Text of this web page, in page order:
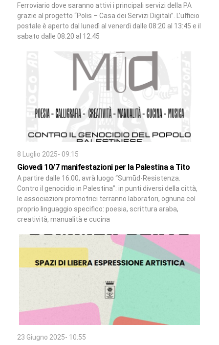
Ferroviario dove saranno attivi i principali servizi della PA
grazie al progetto “Polis – Casa dei Servizi Digitali”. L’ufficio
postale è aperto dal lunedì al venerdì dalle 08:20 al 13:45 e il
sabato dalle 08:20 al 12:45
8 Luglio 2025- 09:15
Giovedì 10/7 manifestazioni per la Palestina a Tito
A partire dalle 16.00, avrà luogo “Sumūd-Resistenza.
Contro il genocidio in Palestina”: in punti diversi della città,
le associazioni promotrici terranno laboratori, ognuna col
proprio linguaggio specifico: poesia, scrittura araba,
creatività, manualità e cucina
23 Giugno 2025- 10:55